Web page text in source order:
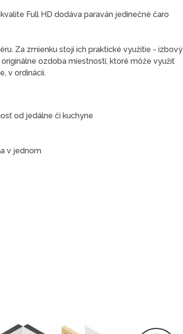
Full HD dodáva paraván jedinečné čaro
Za zmienku stojí ich praktické využitie - izbový
ozdoba miestností, ktoré môže využiť
v ordinácii.
od jedálne či kuchyne
v jednom